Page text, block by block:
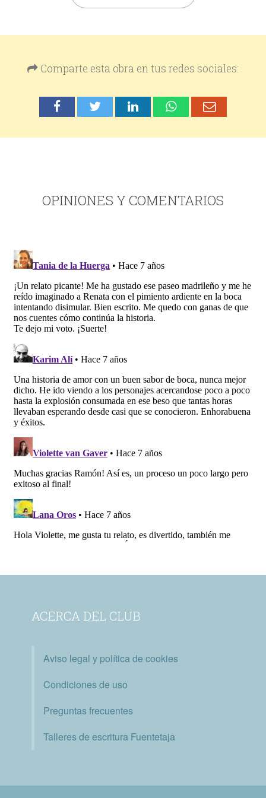
Comparte esta obra en tus redes sociales:
OPINIONES Y COMENTARIOS
ACERCA DEL CLUB
Aviso legal y política de cookies
Condiciones de uso
Preguntas frecuentes
Talleres de escritura Fuentetaja